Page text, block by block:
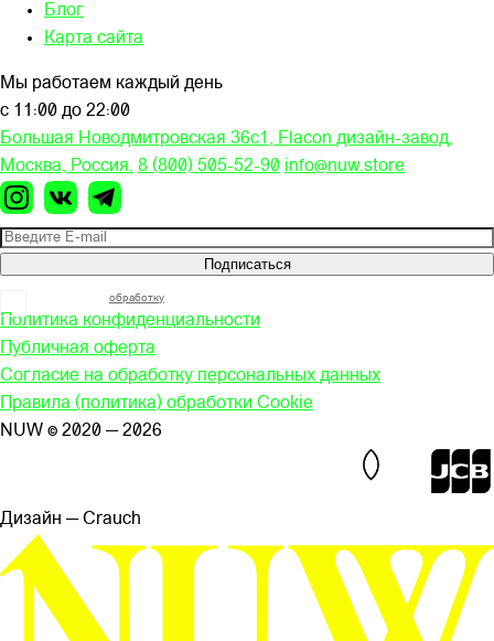
Блог
Карта сайта
Мы работаем каждый день
с 11:00 до 22:00
Большая Новодмитровская 36c1, Flacon дизайн-завод,
Москва, Россия. 8 (800) 505-52-90 info@nuw.store
Подписаться
обработку
Политика конфиденциальности
Публичная оферта
Согласие на обработку персональных данных
Правила (политика) обработки Cookie
NUW © 2020 — 2026
Дизайн — Сrauch